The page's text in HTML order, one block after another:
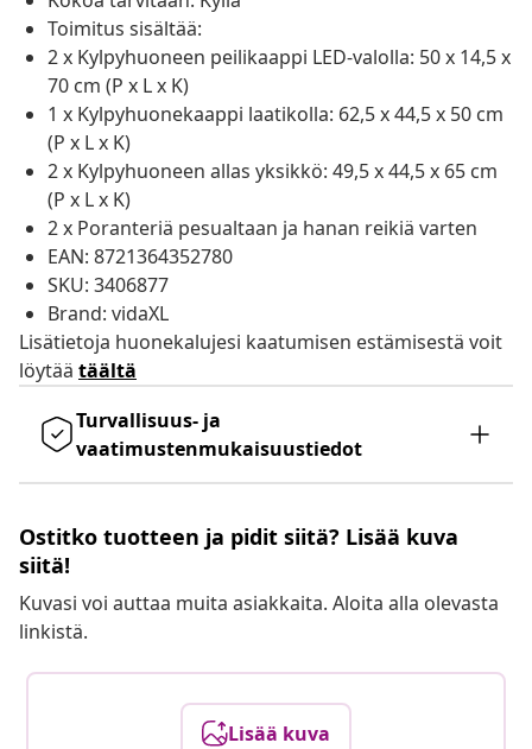
Toimitus sisältää:
2 x Kylpyhuoneen peilikaappi LED-valolla: 50 x 14,5 x
70 cm (P x L x K)
1 x Kylpyhuonekaappi laatikolla: 62,5 x 44,5 x 50 cm
(P x L x K)
2 x Kylpyhuoneen allas yksikkö: 49,5 x 44,5 x 65 cm
(P x L x K)
2 x Poranteriä pesualtaan ja hanan reikiä varten
EAN: 8721364352780
SKU: 3406877
Brand: vidaXL
Lisätietoja huonekalujesi kaatumisen estämisestä voit
löytää täältä
Turvallisuus- ja
vaatimustenmukaisuustiedot
Ostitko tuotteen ja pidit siitä? Lisää kuva
siitä!
Kuvasi voi auttaa muita asiakkaita. Aloita alla olevasta
linkistä.
Lisää kuva